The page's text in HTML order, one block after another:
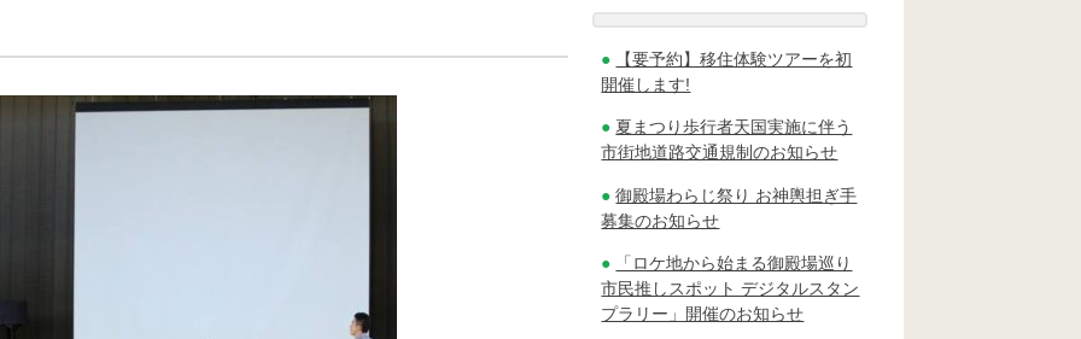
【要予約】移住体験ツアーを初
開催します!
夏まつり歩行者天国実施に伴う
市街地道路交通規制のお知らせ
御殿場わらじ祭り お神輿担ぎ手
募集のお知らせ
「ロケ地から始まる御殿場巡り
市民推しスポット デジタルスタン
プラリー」開催のお知らせ